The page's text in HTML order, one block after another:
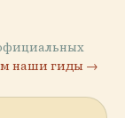
наши гиды →